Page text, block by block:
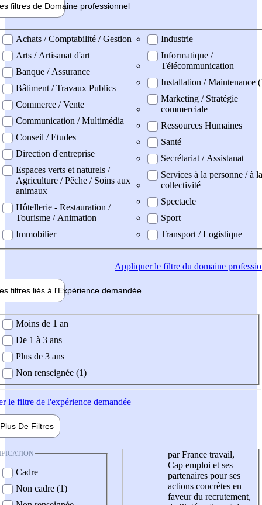
filtres de Domaine professionnel
professionel
Achats / Comptabilité / Gestion
Arts / Artisanat d'art
Banque / Assurance
Bâtiment / Travaux Publics
Commerce / Vente
Communication / Multimédia
Conseil / Etudes
Direction d'entreprise
Espaces verts et naturels /
Agriculture / Pêche / Soins aux
animaux
Hôtellerie - Restauration /
Tourisme / Animation
Immobilier
Industrie
Informatique /
Télécommunication
Installation / Maintenance
Marketing / Stratégie
commerciale
Ressources Humaines
Santé
Secrétariat / Assistanat
Services à la personne / à la
collectivité
Spectacle
Sport
Transport / Logistique
Appliquerle filtre du domaine
filtres liés à l'Expérience demandée
demandée
Moins de 1 an
De 1 à 3 ans
Plus de 3 ans
Non renseignée (1)
le filtre de l'expérience demandée
Plus De Filtres
Cadre
Non cadre (1)
par France travail,
Cap emploi et ses
partenaires pour ses
actions concrètes en
faveur du recrutement,